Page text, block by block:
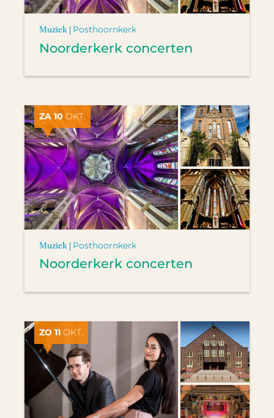
Muziek | Posthoornkerk
Noorderkerk concerten
ZA 10 OKT.
Muziek | Posthoornkerk
Noorderkerk concerten
ZO 11 OKT.